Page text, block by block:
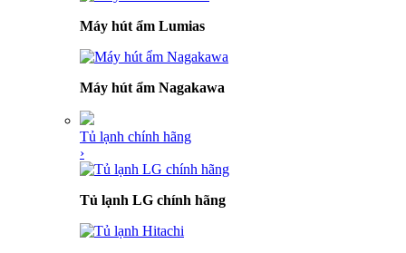
Máy hút ẩm Lumias
Máy hút ẩm Nagakawa
Tủ lạnh chính hãng
›
Tủ lạnh LG chính hãng